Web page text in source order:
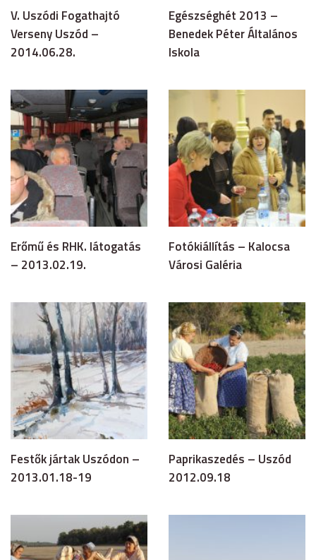
V. Uszódi Fogathajtó
Verseny Uszód –
2014.06.28.
Egészséghét 2013 –
Benedek Péter Általános
Iskola
Erőmű és RHK. látogatás
– 2013.02.19.
Fotókiállítás – Kalocsa
Városi Galéria
Festők jártak Uszódon –
2013.01.18-19
Paprikaszedés – Uszód
2012.09.18